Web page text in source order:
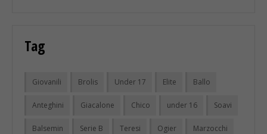
Tag
Giovanili Brolis Under 17 Elite Ballo
Anteghini Giacalone Chico under 16 Soavi
Balsemin Serie B Teresi Ogier Marzocchi